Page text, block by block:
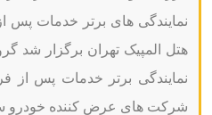
نمایندگی های برتر خدمات
هتل المپیک تهران برگزار شد
شرکت های عرض کننده خودرو